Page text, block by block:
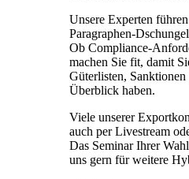
Unsere Experten
Paragraphen-
Ob Compliance-
machen Sie fit, damit
Güterlisten,
Überblick haben.
Viele unserer
auch per Livestream
Das Seminar Ihrer
uns gern für weitere